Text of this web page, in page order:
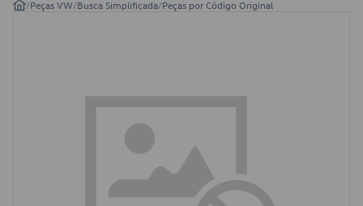
/Peças VW/Busca Simplificada/Peças por Código Original